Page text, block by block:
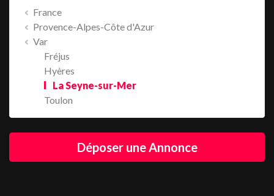
France
Provence-Alpes-Côte d'Azur
Var
Fréjus
Hyères
La Seyne-sur-Mer
Toulon
Déposer une Annonce